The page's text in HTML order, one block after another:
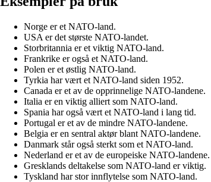
Norge er et NATO-land.
USA er det største NATO-landet.
Storbritannia er et viktig NATO-land.
Frankrike er også et NATO-land.
Polen er et østlig NATO-land.
Tyrkia har vært et NATO-land siden 1952.
Canada er et av de opprinnelige NATO-landene.
Italia er en viktig alliert som NATO-land.
Spania har også vært et NATO-land i lang tid.
Portugal er et av de mindre NATO-landene.
Belgia er en sentral aktør blant NATO-landene.
Danmark står også sterkt som et NATO-land.
Nederland er et av de europeiske NATO-landene.
Gresklands deltakelse som NATO-land er viktig.
Tyskland har stor innflytelse som NATO-land.